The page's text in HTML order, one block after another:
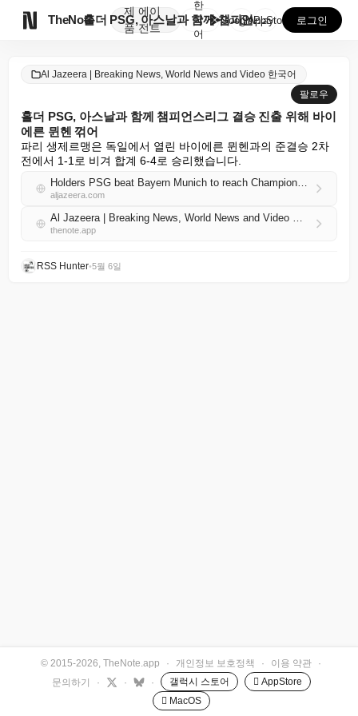
TheNote
제
품
에이
전트
홀더 PSG, 아스날과 함께 챔피언스리그 결승 진출 위...
한
국
어
GooglePlay
AppStore 로그인
Al Jazeera | Breaking News, World News and Video 한국어
팔로우
홀더 PSG, 아스날과 함께 챔피언스리그 결승 진출 위해 바이
에른 뮌헨 꺾어
파리 생제르맹은 독일에서 열린 바이에른 뮌헨과의 준결승 2차
전에서 1-1로 비겨 합계 6-4로 승리했습니다.
Holders PSG beat Bayern Munich to reach Champions League final with Arsenal
aljazeera.com
Al Jazeera | Breaking News, World News and Video 한국어 RSS
thenote.app
RSS Hunter•5월 6일
© 2015-2026, TheNote.app · 개인정보 보호정책 · 이용 약관
·
문의하기
· · · 갤럭시 스토어
 AppStore
 MacOS